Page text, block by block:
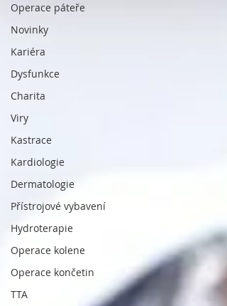
Operace páteře
Novinky
Kariéra
Dysfunkce
Charita
Viry
Kastrace
Kardiologie
Dermatologie
Přístrojové vybavení
Hydroterapie
Operace kolene
Operace končetin
TTA